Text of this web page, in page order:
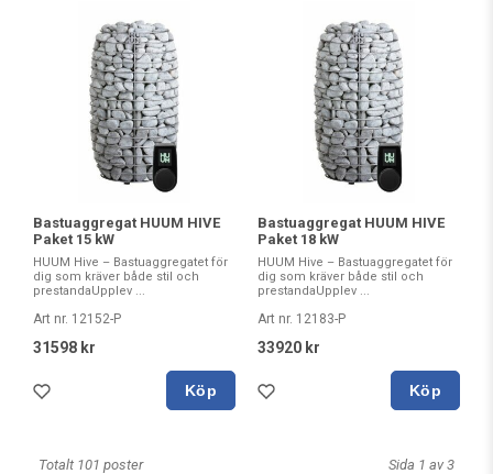
Bastuaggregat HUUM HIVE
Paket 15 kW
HUUM Hive – Bastuaggregatet för
dig som kräver både stil och
prestandaUpplev ...
Art nr. 12152-P
31598 kr
Köp
Bastuaggregat HUUM HIVE
Paket 18 kW
HUUM Hive – Bastuaggregatet för
dig som kräver både stil och
prestandaUpplev ...
Art nr. 12183-P
33920 kr
Köp
Totalt 101 poster Sida 1 av 3